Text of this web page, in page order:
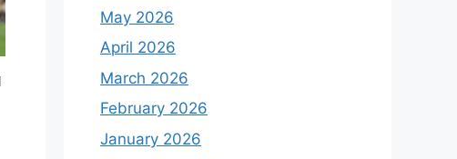
May 2026
April 2026
March 2026
February 2026
January 2026